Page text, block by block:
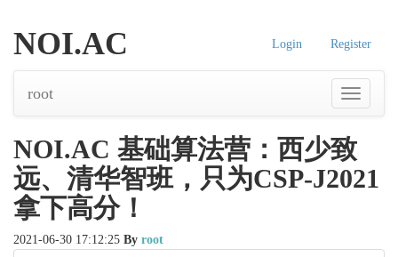
Login Register
NOI.AC
导
航
root
NOI.AC 基础算法营：西少致
远、清华智班，只为CSP-J2021
拿下高分！
2021-06-30 17:12:25 By root